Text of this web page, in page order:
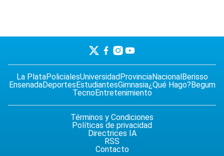
La PlataPolicialesUniversidadProvinciaNacionalBerisso
EnsenadaDeportesEstudiantesGimnasia¿Qué Hago?Begum
TecnoEntretenimiento
Términos y Condiciones
Políticas de privacidad
Directrices IA
RSS
Contacto